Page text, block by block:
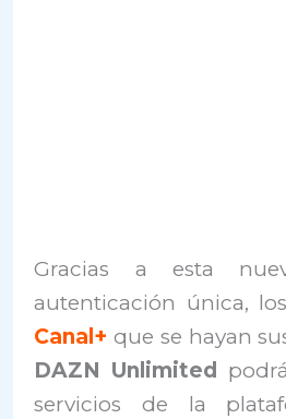
Gracias a esta
autenticación única,
Canal+ que se hayan
DAZN Unlimited
servicios de la